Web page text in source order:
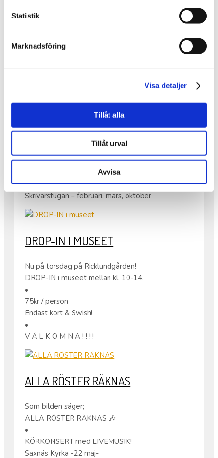
Statistik
Marknadsföring
Visa detaljer
Tillåt alla
Tillåt urval
Avvisa
musik!
Tack för alla ansökningar till vårt residens. Vi är så
glada och tacksamma för all respons och er vilja
att arbeta och bo på Ricklundgården.
Många av er har sökt samma månader / perioder
så därför håller vi ansökan öppen fram till 13 april
för följande månader;
Folkes Ateljé – december, januari
Annexet – november, december
Skrivarstugan – februari, mars, oktober
DROP-IN I MUSEET
Nu på torsdag på Ricklundgården!
DROP-IN i museet mellan kl. 10-14.
•
75kr / person
Endast kort & Swish!
•
V Ä L K O M N A ! ! ! !
ALLA RÖSTER RÄKNAS
Som bilden säger;
ALLA RÖSTER RÄKNAS 🎶
•
KÖRKONSERT med LIVEMUSIK!
Saxnäs Kyrka -22 maj-